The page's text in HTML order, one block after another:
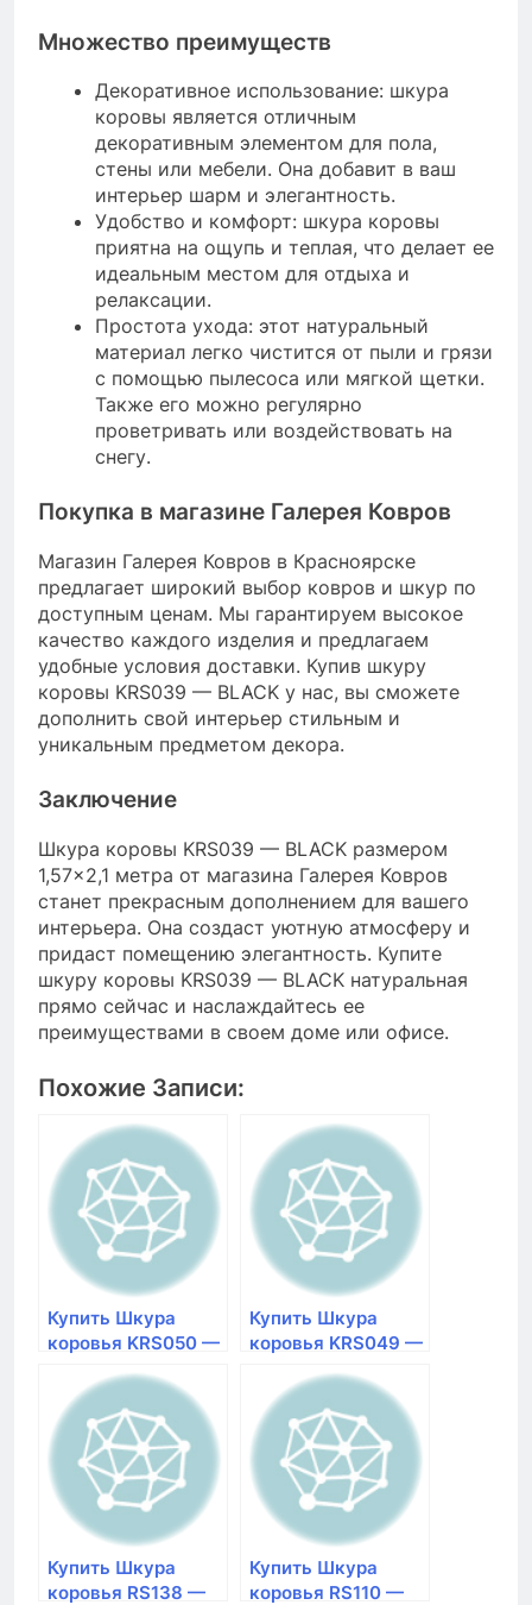
Множество преимуществ
Декоративное использование: шкура
коровы является отличным
декоративным элементом для пола,
стены или мебели. Она добавит в ваш
интерьер шарм и элегантность.
Удобство и комфорт: шкура коровы
приятна на ощупь и теплая, что делает ее
идеальным местом для отдыха и
релаксации.
Простота ухода: этот натуральный
материал легко чистится от пыли и грязи
с помощью пылесоса или мягкой щетки.
Также его можно регулярно
проветривать или воздействовать на
снегу.
Покупка в магазине Галерея Ковров
Магазин Галерея Ковров в Красноярске
предлагает широкий выбор ковров и шкур по
доступным ценам. Мы гарантируем высокое
качество каждого изделия и предлагаем
удобные условия доставки. Купив шкуру
коровы KRS039 — BLACK у нас, вы сможете
дополнить свой интерьер стильным и
уникальным предметом декора.
Заключение
Шкура коровы KRS039 — BLACK размером
1,57×2,1 метра от магазина Галерея Ковров
станет прекрасным дополнением для вашего
интерьера. Она создаст уютную атмосферу и
придаст помещению элегантность. Купите
шкуру коровы KRS039 — BLACK натуральная
прямо сейчас и наслаждайтесь ее
преимуществами в своем доме или офисе.
Похожие Записи:
Купить Шкура
коровья KRS050 —
натуральная |
магазин Галерея
Ковров в
Красноярске
Размер 1,59×1,75
Купить Шкура
коровья KRS049 —
натуральная |
магазин Галерея
Ковров в
Красноярске
Размер 1,79×2,3
Купить Шкура
коровья RS138 —
Купить Шкура
коровья RS110 —